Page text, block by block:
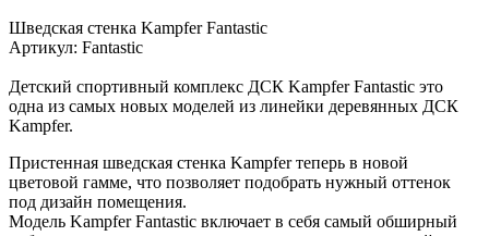
Шведская стенка Kampfer Fantastic
Артикул: Fantastic
Детский спортивный комплекс ДСК Kampfer Fantastic это
одна из самых новых моделей из линейки деревянных ДСК
Kampfer.
Пристенная шведская стенка Kampfer теперь в новой
цветовой гамме, что позволяет подобрать нужный оттенок
под дизайн помещения.
Модель Kampfer Fantastic включает в себя самый обширный